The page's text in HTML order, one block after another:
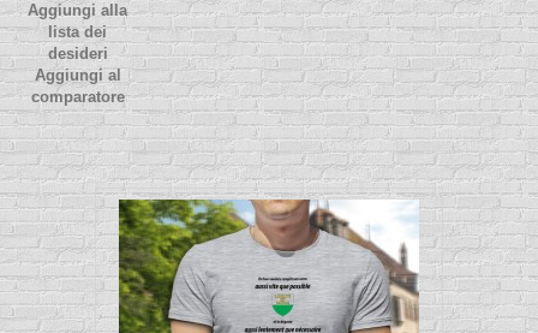
Aggiungi alla
lista dei
desideri
Aggiungi al
comparatore